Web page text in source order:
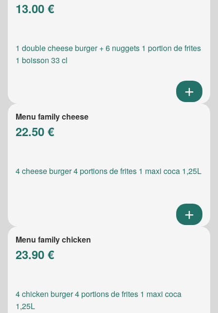
13.00 €
1 double cheese burger + 6 nuggets 1 portion de frites
1 boisson 33 cl
Menu family cheese
22.50 €
4 cheese burger 4 portions de frites 1 maxi coca 1,25L
Menu family chicken
23.90 €
4 chicken burger 4 portions de frites 1 maxi coca
1,25L